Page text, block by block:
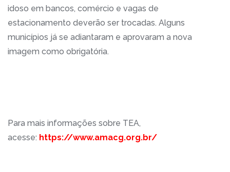
idoso em bancos, comércio e vagas de
estacionamento deverão ser trocadas. Alguns
municípios já se adiantaram e aprovaram a nova
imagem como obrigatória.
Para mais informações sobre TEA,
acesse: https://www.amacg.org.br/